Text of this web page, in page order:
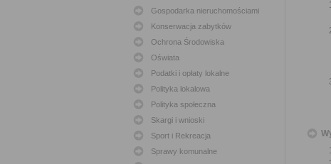
Gospodarka nieruchomościami
Konserwacja zabytków
Ochrona Środowiska
Oświata
Podatki i opłaty lokalne
Polityka lokalowa
Polityka społeczna
Skargi i wnioski
Sport i Rekreacja
Sprawy komunalne